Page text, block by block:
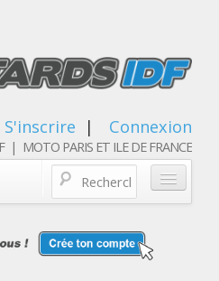
S'inscrire | Connexion
| MOTO PARIS ET ILE DE FRANCE